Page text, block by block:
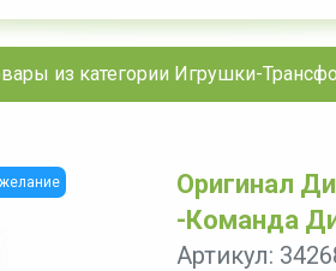
из категории Игрушки-
Оригинал
-Команда
Артикул: